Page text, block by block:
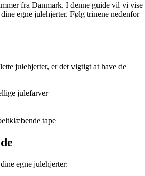
fra Danmark. I denne guide vil vi vise
egne julehjerter. Følg trinene nedenfor
julehjerter, er det vigtigt at have de
julefarver
tape
egne julehjerter: